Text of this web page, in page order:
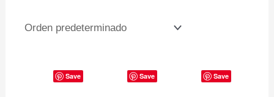
Save Save Save